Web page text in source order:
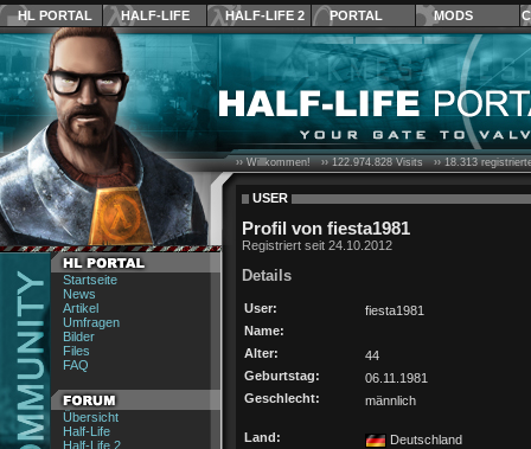
HL PORTAL HALF-LIFE HALF-LIFE 2 PORTAL MODS
Startseite
News
Artikel
Umfragen
Bilder
Files
FAQ
Übersicht
Half-Life
Half-Life 2
›› Willkommen! ››122.974.828Visits ››18.313
USER
Profil von fiesta1981
Registriert seit 24.10.2012
Details
User:
fiesta1981
Name:
Alter:
44
Geburtstag:
06.11.1981
Geschlecht:
männlich
Land: Deutschland